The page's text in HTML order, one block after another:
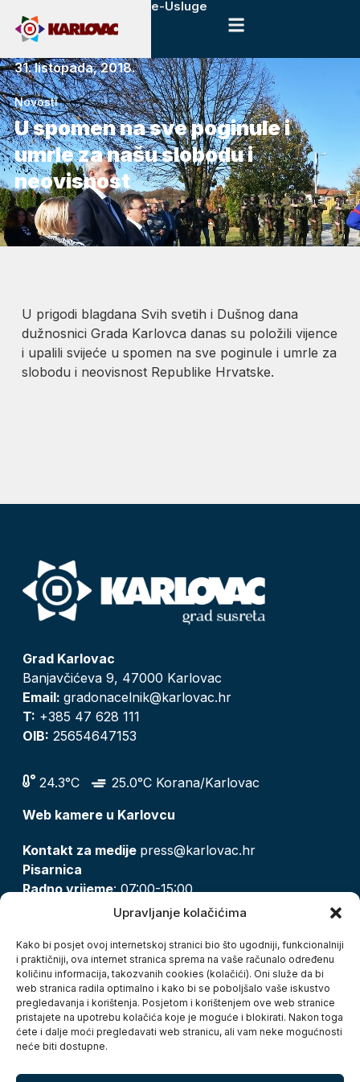
Upravljanje kolačićima
Kako bi posjet ovoj internetskoj stranici bio što ugodniji, funkcionalniji
i praktičniji, ova internet stranica sprema na vaše računalo određenu
količinu informacija, takozvanih cookies (kolačići). Oni služe da bi
web stranica radila optimalno i kako bi se poboljšalo vaše iskustvo
pregledavanja i korištenja. Posjetom i korištenjem ove web stranice
pristajete na upotrebu kolačića koje je moguće i blokirati. Nakon toga
ćete i dalje moći pregledavati web stranicu, ali vam neke mogućnosti
neće biti dostupne.
e-Usluge
31. listopada, 2018.
Novosti
U spomen na sve poginule i
umrle za našu slobodu i
neovisnost
U prigodi blagdana Svih svetih i Dušnog dana
dužnosnici Grada Karlovca danas su položili vijence
i upalili svijeće u spomen na sve poginule i umrle za
slobodu i neovisnost Republike Hrvatske.
Grad Karlovac
Banjavčićeva 9, 47000 Karlovac
Email: gradonacelnik@karlovac.hr
T: +385 47 628 111
OIB: 25654647153
24.3°C
25.0°C Korana/Karlovac
Web kamere u Karlovcu
Kontakt za medije press@karlovac.hr
Pisarnica
Radno vrijeme: 07:00-15:00
pisarnica@karlovac.hr
Zaštita osobnih podataka
Pristup informacijama
Kolačići
Izjava o pristupačnosti